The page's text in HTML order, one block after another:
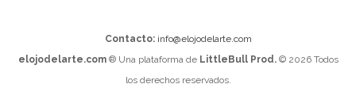
Contacto: info@elojodelarte.com
elojodelarte.com® Una plataforma de LittleBull Prod.© 2026 Todos
los derechos reservados.